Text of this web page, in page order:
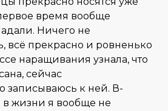
время вообще
Ничего не
всё прекрасно и ровненько
наращивания узнала, что
сейчас
записываюсь к ней. В-
в жизни я вообще не